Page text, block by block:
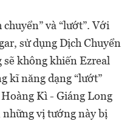
và “lướt”. Với
sử dụng Dịch Chuyển
không khiến Ezreal
kĩ năng dạng “lướt”
Kì - Giáng Long
vị tướng này bị